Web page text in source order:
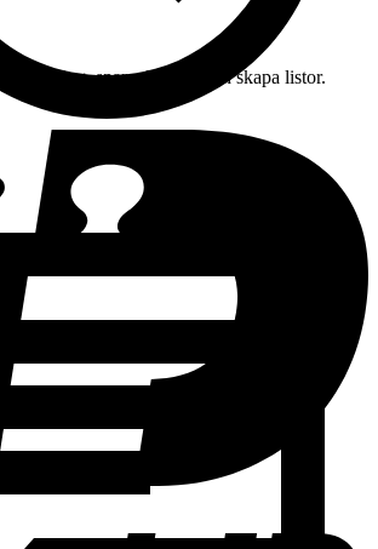
spara drycker och skapa listor.